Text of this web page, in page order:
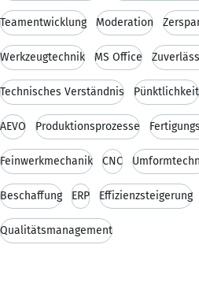
Teamentwicklung Moderation
Werkzeugtechnik MS Office
Technisches Verständnis Pünktlichkeit
AEVO Produktionsprozesse
Feinwerkmechanik CNC
Beschaffung ERP Effizienzsteigerung
Qualitätsmanagement